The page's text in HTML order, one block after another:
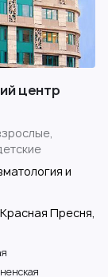
центр
и
Пресня,